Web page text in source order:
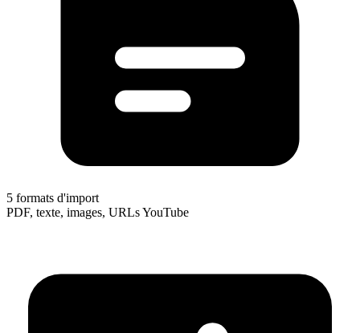
5 formats d'import
PDF, texte, images, URLs YouTube